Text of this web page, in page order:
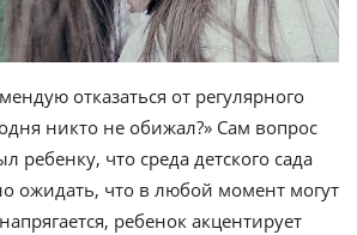
отказаться от регулярного
никто не обижал?» Сам вопрос
ребенку, что среда детского сада
ожидать, что в любой момент могут
ребенок акцентирует